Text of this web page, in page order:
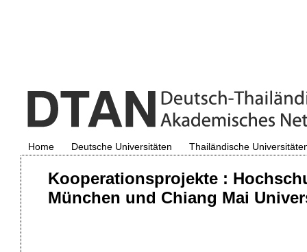
Home Deutsche Universitäten Thailändische
Kooperationsprojekte :
München und Chiang Mai